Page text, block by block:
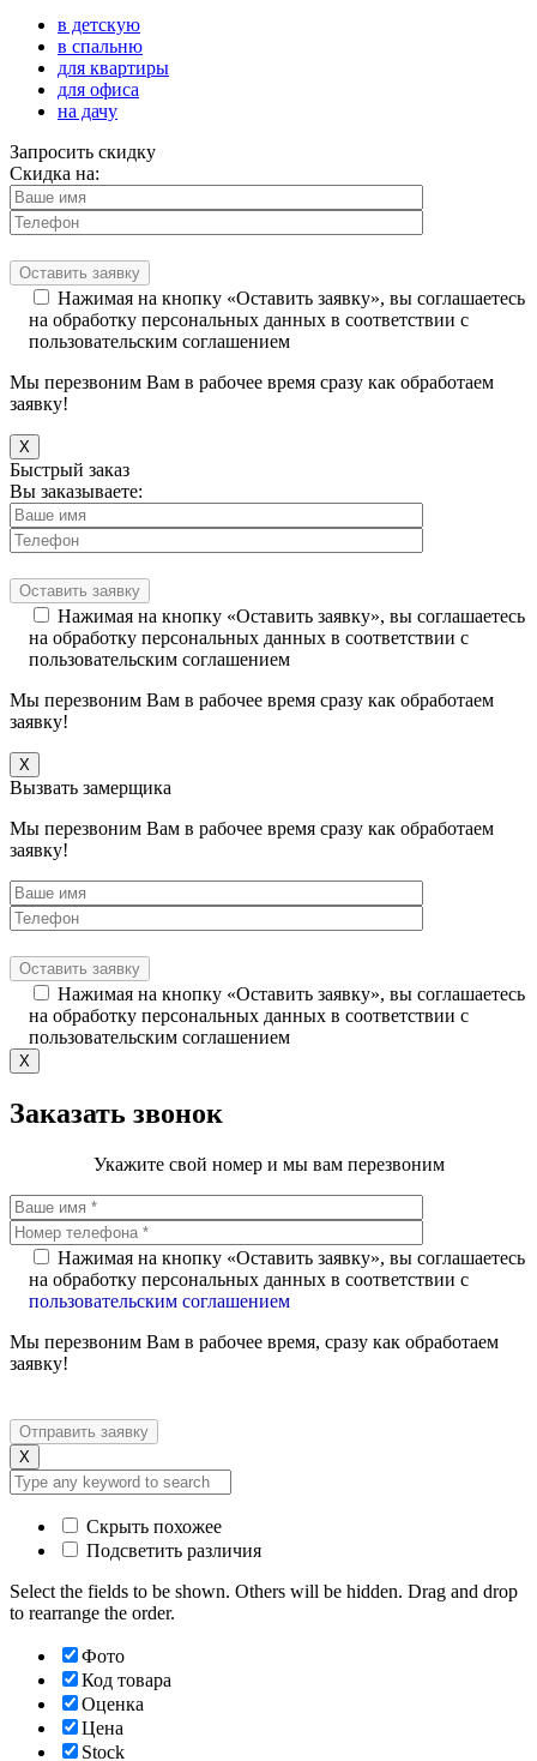
в детскую
в спальню
для квартиры
для офиса
на дачу
Запросить скидку
Скидка на:
Нажимая на кнопку «Оставить заявку», вы соглашаетесь
на обработку персональных данных в соответствии с
пользовательским соглашением
Мы перезвоним Вам в рабочее время сразу как обработаем
заявку!
X
Быстрый заказ
Вы заказываете:
Нажимая на кнопку «Оставить заявку», вы соглашаетесь
на обработку персональных данных в соответствии с
пользовательским соглашением
Мы перезвоним Вам в рабочее время сразу как обработаем
заявку!
X
Вызвать замерщика
Мы перезвоним Вам в рабочее время сразу как обработаем
заявку!
Нажимая на кнопку «Оставить заявку», вы соглашаетесь
на обработку персональных данных в соответствии с
пользовательским соглашением
X
Заказать звонок
Укажите свой номер и мы вам перезвоним
Нажимая на кнопку «Оставить заявку», вы соглашаетесь
на обработку персональных данных в соответствии с
пользовательским соглашением
Мы перезвоним Вам в рабочее время, сразу как обработаем
заявку!
X
Скрыть похожее
Подсветить различия
Select the fields to be shown. Others will be hidden. Drag and drop
to rearrange the order.
Фото
Код товара
Оценка
Цена
Stock